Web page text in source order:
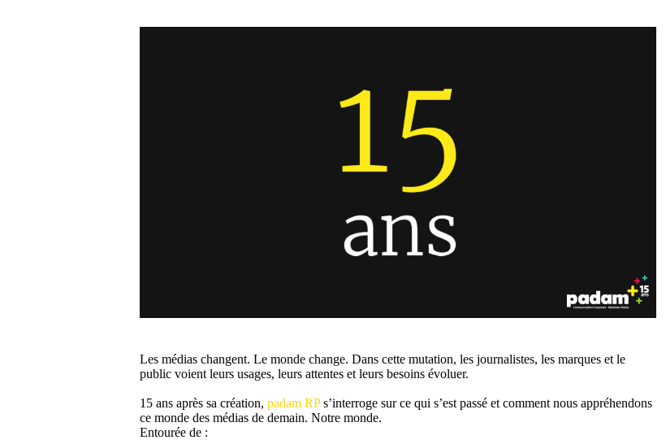
Les médias changent. Le monde change. Dans cette mutation, les journalistes, les marques et le
public voient leurs usages, leurs attentes et leurs besoins évoluer.
15 ans après sa création, padam RPs’interroge sur ce qui s’est passé et comment nous appréhendons
ce monde des médias de demain. Notre monde.
Entourée de :